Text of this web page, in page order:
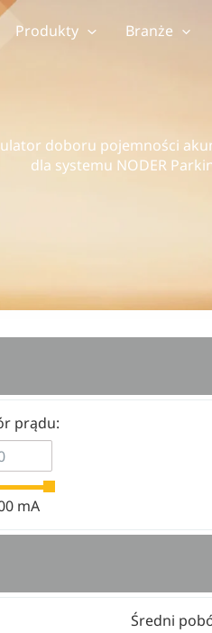
Produkty Branże
doboru pojemności
dla systemu NODER
prądu:
mA
Średni